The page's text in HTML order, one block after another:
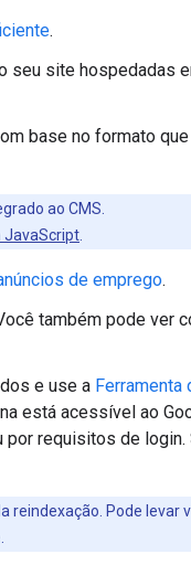
.
seu site hospedadas
base no formato
ao CMS.
JavaScript
de emprego.
também pode ver
e use a Ferramenta
está acessível ao
por requisitos de
reindexação. Pode levar